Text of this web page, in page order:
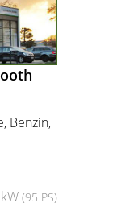
Benzin,
(95 PS)